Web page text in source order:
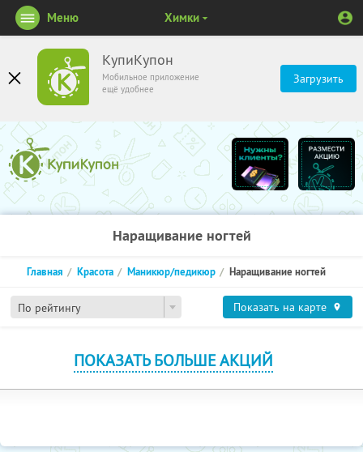
КупиКупон
Мобильное приложение
ещё удобнее
Загрузить
Меню Химки
Наращивание ногтей
По рейтингу
Главная Красота Маникюр/педикюр Наращивание ногтей
Показать на карте
ПОКАЗАТЬ БОЛЬШЕ АКЦИЙ